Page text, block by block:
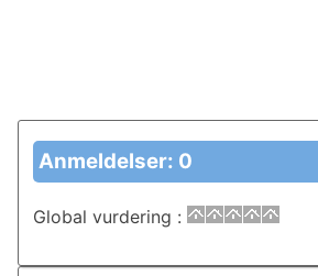
Anmeldelser: 0
Global vurdering :